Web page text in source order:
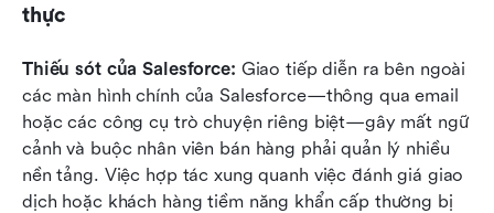
thực
Thiếu sót của Salesforce: Giao tiếp diễn ra bên ngoài
các màn hình chính của Salesforce—thông qua email
hoặc các công cụ trò chuyện riêng biệt—gây mất ngữ
cảnh và buộc nhân viên bán hàng phải quản lý nhiều
nền tảng. Việc hợp tác xung quanh việc đánh giá giao
dịch hoặc khách hàng tiềm năng khẩn cấp thường bị